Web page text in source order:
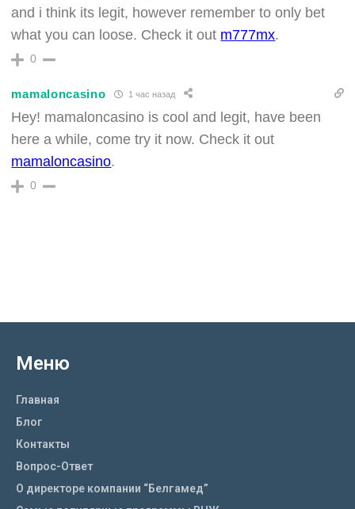
and i think its legit, however remember to only bet
what you can loose. Check it out m777mx.
0
mamaloncasino 1 час назад
Hey! mamaloncasino is cool and legit, have been
here a while, come try it now. Check it out
mamaloncasino.
0
Меню
Главная
Блог
Контакты
Вопрос-Ответ
О директоре компании “Белгамед”